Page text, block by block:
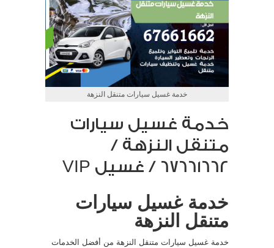
خدمة غسيل سيارات متنقل النزهة
خدمة غسيل سيارات
متنقل النزهة /
67661662 / غسيل VIP
خدمة غسيل سيارات
متنقل النزهة
خدمة غسيل سيارات متنقل النزهة من أفضل الخدمات